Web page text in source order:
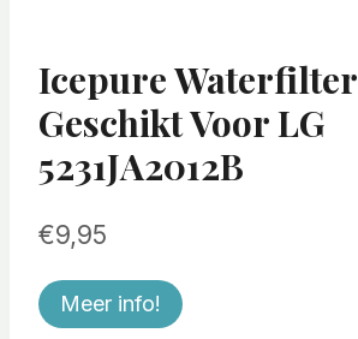
Icepure Waterfilter
Geschikt Voor LG
5231JA2012B
€9,95
Meer info!